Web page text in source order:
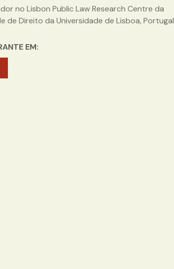
no Lisbon Public Law Research Centre da
de Direito da Universidade de Lisboa, Portugal
EM: